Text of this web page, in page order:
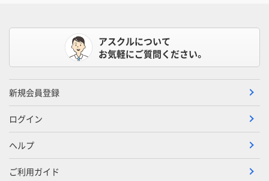
アスクルについて
お気軽にご質問ください。
新規会員登録
ログイン
ヘルプ
ご利用ガイド